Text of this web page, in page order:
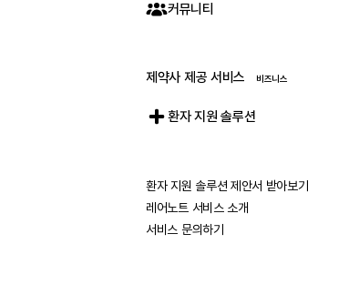
커뮤니티
제약사 제공 서비스
환자 지원 솔루션
환자 지원 솔루션 제안서 받아보기
레어노트 서비스 소개
서비스 문의하기